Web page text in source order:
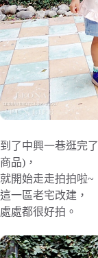
到了中興一巷逛完了
商品)，
就開始走走拍拍啦~
這一區老宅改建，
處處都很好拍。